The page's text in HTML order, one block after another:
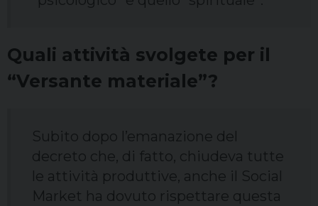
Quali attività svolgete per il
“Versante materiale”?
Subito dopo l’emanazione del
decreto che, di fatto, chiudeva tutte
le attività produttive, anche il Social
Market ha dovuto rispettare questa